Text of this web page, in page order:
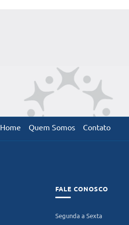
Home Quem Somos Contato
FALE CONOSCO
Segunda a Sexta